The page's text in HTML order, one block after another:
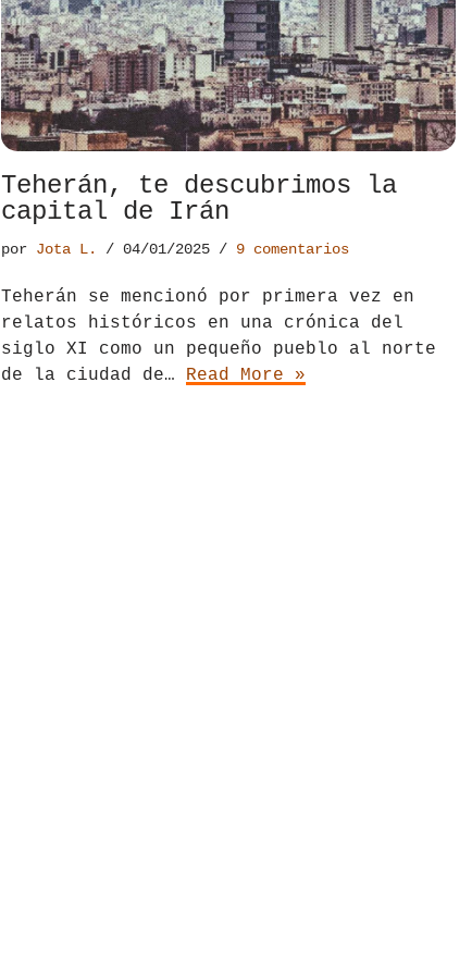
Teherán, te descubrimos la
capital de Irán
por Jota L. 04/01/2025 9 comentarios
Teherán se mencionó por primera vez en
relatos históricos en una crónica del
siglo XI como un pequeño pueblo al norte
de la ciudad de… Read More »